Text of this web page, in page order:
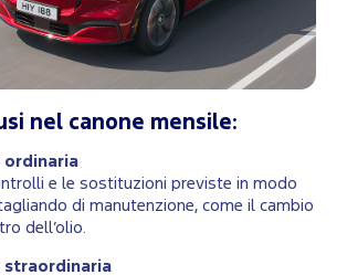
nel canone mensile:
ordinaria
e le sostituzioni previste in modo
di manutenzione, come il cambio
dell’olio.
straordinaria